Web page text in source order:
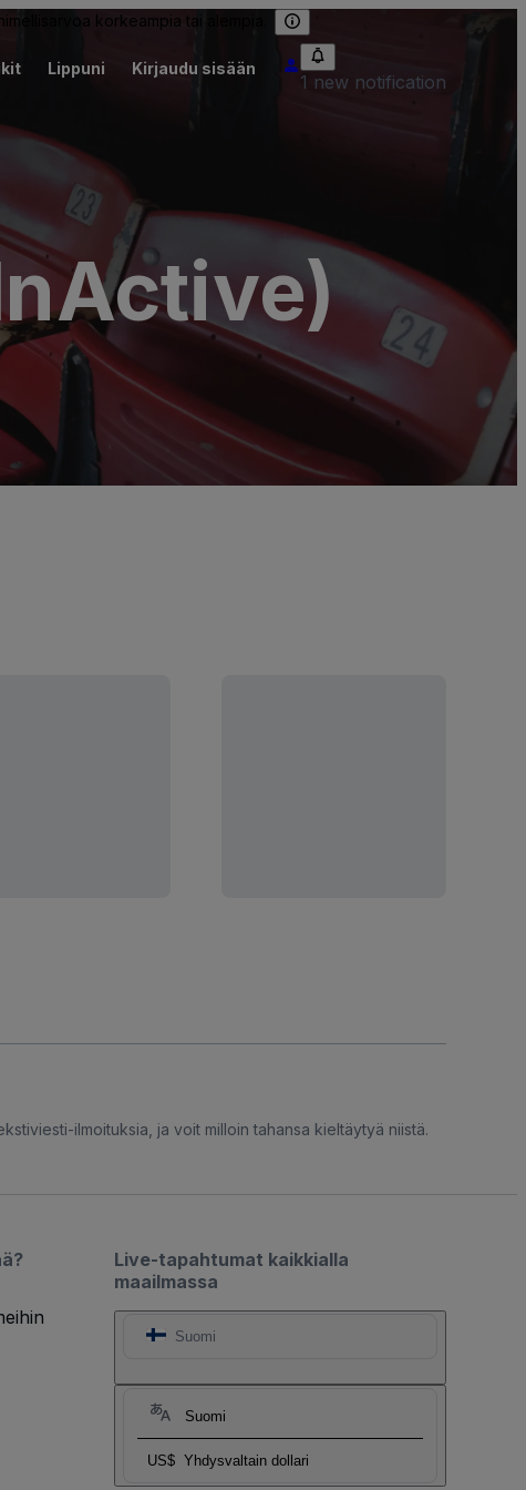
korkeampia tai alempia.
Lippuni Kirjaudu sisään
1 new notification
ilmoituksia, ja voit milloin tahansa kieltäytyä niistä.
Live-tapahtumat kaikkialla
maailmassa
Suomi
Suomi
US$ Yhdysvaltain dollari